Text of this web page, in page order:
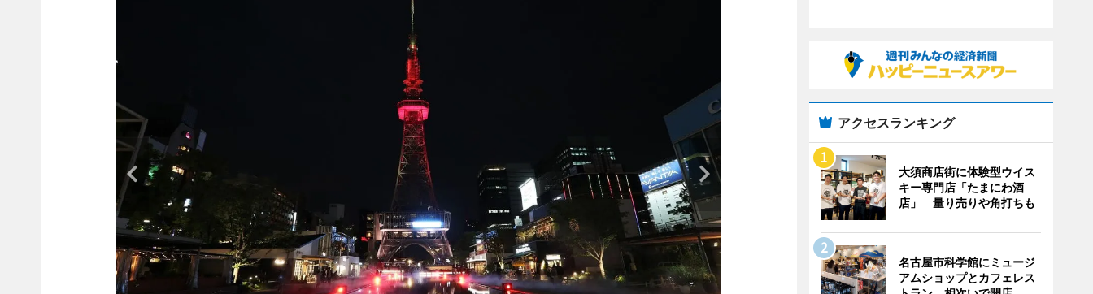
アクセスランキング
大須商店街に体験型ウイス
キー専門店「たまにわ酒
店」 量り売りや角打ちも
名古屋市科学館にミュージ
アムショップとカフェレス